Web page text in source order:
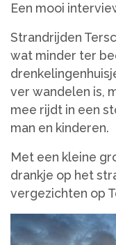
Een mooi
Strandrijden
wat minder ter
ver wandelen is,
mee rijdt in een
man en kinderen.
Met een kleine
drankje op het
vergezichten op